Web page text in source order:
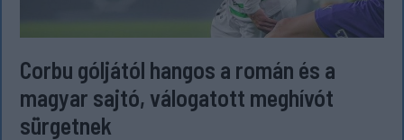
Corbu góljától hangos a román és a
magyar sajtó, válogatott meghívót
sürgetnek